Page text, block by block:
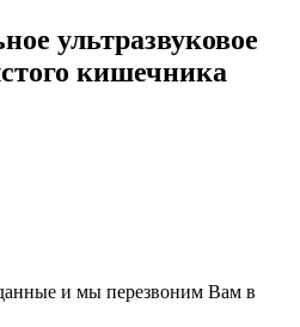
ультразвуковое
кишечника
и мы перезвоним Вам в